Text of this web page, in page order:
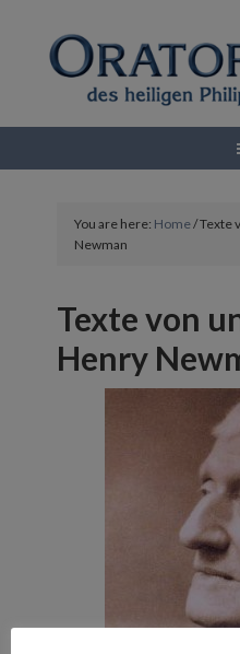
You are here: Home/Texte
Newman
Texte von
Henry